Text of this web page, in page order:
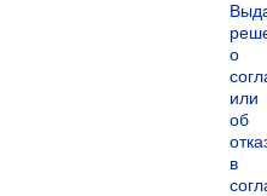
о
или
об
в